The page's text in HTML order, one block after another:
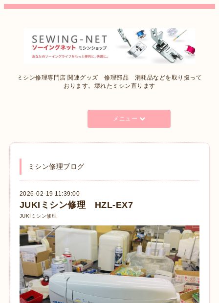
ミシン修理専門店 関連グッズ 修理部品 消耗品などを取り扱って
おります。壊れたミシン直ります
メニュー
ミシン修理ブログ
2026-02-19 11:39:00
JUKIミシン修理 HZL-EX7
JUKIミシン修理